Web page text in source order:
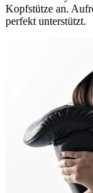
Kopfstütze an.
perfekt unterstützt.